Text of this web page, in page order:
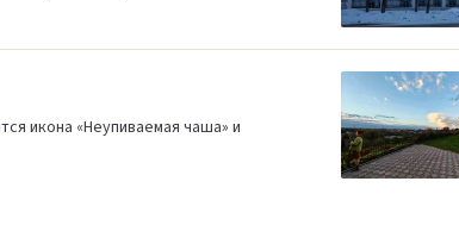
икона «Неупиваемая чаша» и